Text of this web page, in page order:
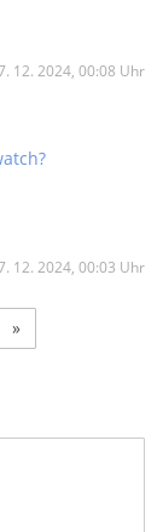
12. 2024, 00:08 Uhr
12. 2024, 00:03 Uhr
»